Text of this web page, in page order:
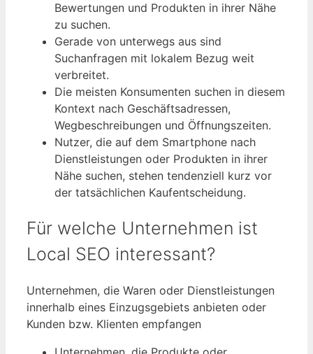
Bewertungen und Produkten in ihrer Nähe
zu suchen.
Gerade von unterwegs aus sind
Suchanfragen mit lokalem Bezug weit
verbreitet.
Die meisten Konsumenten suchen in diesem
Kontext nach Geschäftsadressen,
Wegbeschreibungen und Öffnungszeiten.
Nutzer, die auf dem Smartphone nach
Dienstleistungen oder Produkten in ihrer
Nähe suchen, stehen tendenziell kurz vor
der tatsächlichen Kaufentscheidung.
Für welche Unternehmen ist
Local SEO interessant?
Unternehmen, die Waren oder Dienstleistungen
innerhalb eines Einzugsgebiets anbieten oder
Kunden bzw. Klienten empfangen